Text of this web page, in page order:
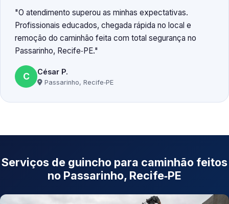
O atendimento superou as minhas expectativas.
Profissionais educados, chegada rápida no local e
remoção do caminhão feita com total segurança no
Passarinho, Recife‑PE.
C César P.
Passarinho, Recife‑PE
Serviços de guincho para caminhão feitos
no Passarinho, Recife‑PE